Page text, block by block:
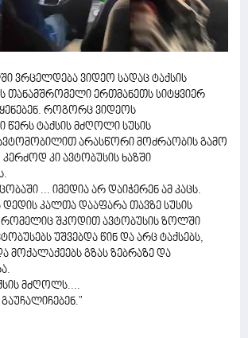
ვრცელდება ვიდეო სადაც ტაქსის
თანამშრომელი ერთმანეთს სიტყვიერ
როგორც ვიდეოს
წერს ტაქსის მძღოლი სუსის
არასწორი მოძრაობის გამო
კი ავტობუსის ხაზში
... იმედია არ დაიჭერენ ამ კაცს.
კალთა დააფარა თავზე სუსის
შკოდით ავტობუსის ზოლში
უშვებდა წინ და არც ტაქსებს,
მოქალაქეებს გზას ზებრაზე და
მძღოლს....